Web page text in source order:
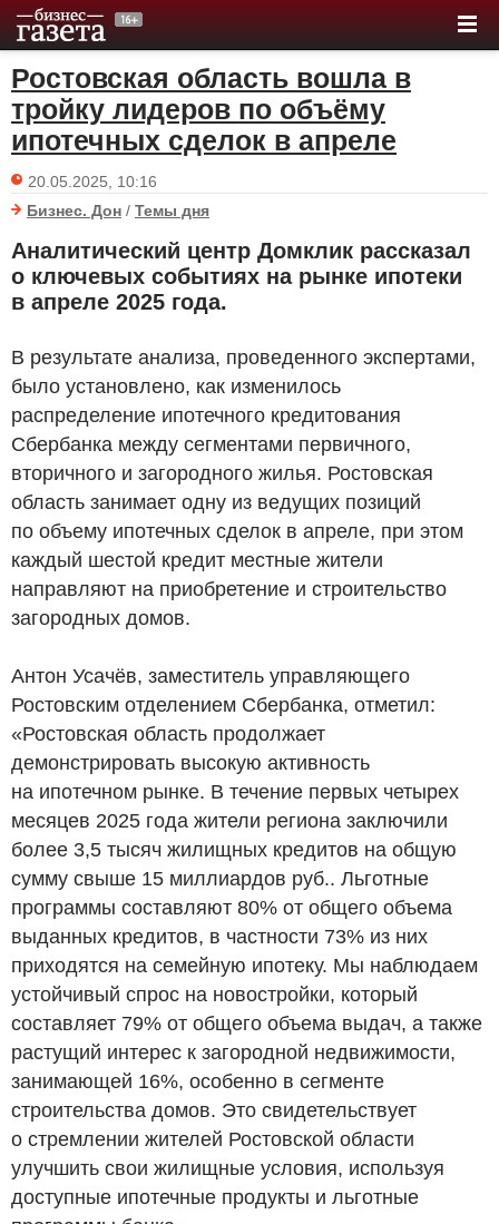
Ростовская область вошла в
тройку лидеров по объёму
ипотечных сделок в апреле
20.05.2025, 10:16
Бизнес. Дон / Темы дня
Аналитический центр Домклик рассказал
о ключевых событиях на рынке ипотеки
в апреле 2025 года.
В результате анализа, проведенного экспертами,
было установлено, как изменилось
распределение ипотечного кредитования
Сбербанка между сегментами первичного,
вторичного и загородного жилья. Ростовская
область занимает одну из ведущих позиций
по объему ипотечных сделок в апреле, при этом
каждый шестой кредит местные жители
направляют на приобретение и строительство
загородных домов.
Антон Усачёв, заместитель управляющего
Ростовским отделением Сбербанка, отметил:
«Ростовская область продолжает
демонстрировать высокую активность
на ипотечном рынке. В течение первых четырех
месяцев 2025 года жители региона заключили
более 3,5 тысяч жилищных кредитов на общую
сумму свыше 15 миллиардов руб.. Льготные
программы составляют 80% от общего объема
выданных кредитов, в частности 73% из них
приходятся на семейную ипотеку. Мы наблюдаем
устойчивый спрос на новостройки, который
составляет 79% от общего объема выдач, а также
растущий интерес к загородной недвижимости,
занимающей 16%, особенно в сегменте
строительства домов. Это свидетельствует
о стремлении жителей Ростовской области
улучшить свои жилищные условия, используя
доступные ипотечные продукты и льготные